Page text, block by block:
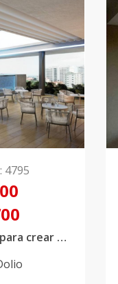
: 4795
Proyecto diseñado para crear un ambiente acogedor, con un toque vanguardista y acoplado a un estilo de vida de playa